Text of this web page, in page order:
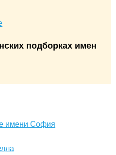
подборках имен
имени София